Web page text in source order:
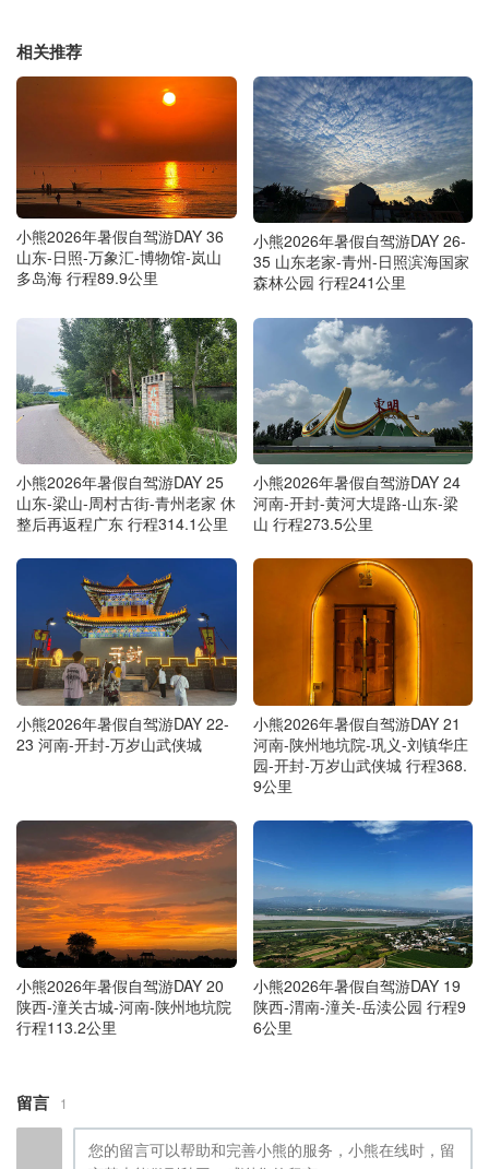
相关推荐
小熊2026年暑假自驾游DAY 36
山东-日照-万象汇-博物馆-岚山
多岛海 行程89.9公里
小熊2026年暑假自驾游DAY 26-
35 山东老家-青州-日照滨海国家
森林公园 行程241公里
小熊2026年暑假自驾游DAY 25
山东-梁山-周村古街-青州老家 休
整后再返程广东 行程314.1公里
小熊2026年暑假自驾游DAY 24
河南-开封-黄河大堤路-山东-梁
山 行程273.5公里
小熊2026年暑假自驾游DAY 22-
23 河南-开封-万岁山武侠城
小熊2026年暑假自驾游DAY 21
河南-陕州地坑院-巩义-刘镇华庄
园-开封-万岁山武侠城 行程368.
9公里
小熊2026年暑假自驾游DAY 20
陕西-潼关古城-河南-陕州地坑院
行程113.2公里
小熊2026年暑假自驾游DAY 19
陕西-渭南-潼关-岳渎公园 行程9
6公里
留言 1